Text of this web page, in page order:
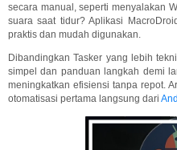
secara manual, seperti menyalakan
suara saat tidur? Aplikasi
praktis dan mudah digunakan.
Dibandingkan Tasker yang lebih
simpel dan panduan langkah demi
meningkatkan efisiensi tanpa repot.
otomatisasi pertama langsung dari